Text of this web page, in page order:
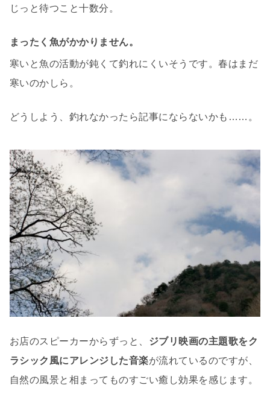
じっと待つこと十数分。
まったく魚がかかりません。
寒いと魚の活動が鈍くて釣れにくいそうです。春はまだ
寒いのかしら。
どうしよう、釣れなかったら記事にならないかも……。
お店のスピーカーからずっと、 ジブリ映画の主題歌をク
ラシック風にアレンジした音楽が流れているのですが、
自然の風景と相まってものすごい癒し効果を感じます。